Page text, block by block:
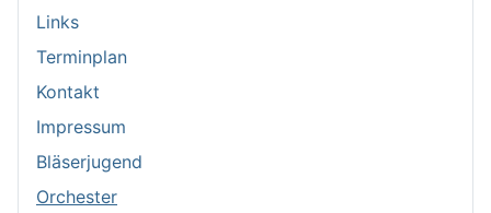
Links
Terminplan
Kontakt
Impressum
Bläserjugend
Orchester